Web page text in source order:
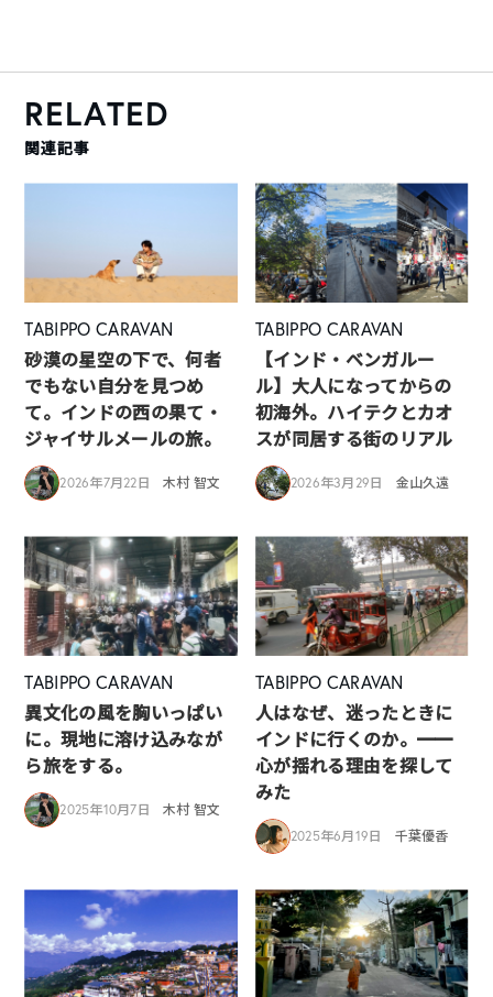
RELATED
関連記事
TABIPPO CARAVAN
砂漠の星空の下で、何者
でもない自分を見つめ
て。インドの西の果て・
ジャイサルメールの旅。
2026年7月22日 木村 智文
TABIPPO CARAVAN
【インド・ベンガルー
ル】大人になってからの
初海外。ハイテクとカオ
スが同居する街のリアル
2026年3月29日 金山久遠
TABIPPO CARAVAN
異文化の風を胸いっぱい
に。現地に溶け込みなが
ら旅をする。
2025年10月7日 木村 智文
TABIPPO CARAVAN
人はなぜ、迷ったときに
インドに行くのか。━━
心が揺れる理由を探して
みた
2025年6月19日 千葉優香